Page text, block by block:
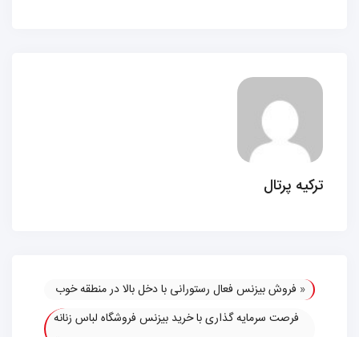
ترکیه پرتال
« فروش بیزنس فعال رستورانی با دخل بالا در منطقه خوب
فرصت سرمایه گذاری با خرید بیزنس فروشگاه لباس زنانه